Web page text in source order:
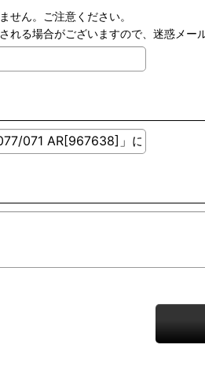
せん。ご注意ください。
れる場合がございますので、迷惑メー